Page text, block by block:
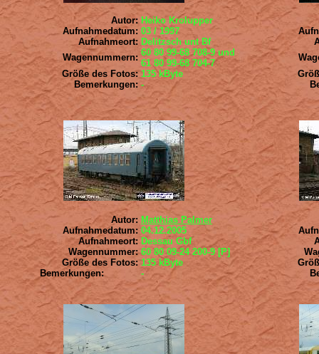
Autor: Heiko Krolupper
Aufnahmedatum: 03 / 1997
Aufnahmeort: Delitzsch unt Bf
Wagennummern: 60 80 99-68 708-9 und
61 80 99-68 704-7
Größe des Fotos:135 kByte
Bemerkungen: -
Autor: Matthias Palmer
Aufnahmedatum: 04.12.2005
Aufnahmeort: Dessau Gbf
Wagennummer:60 80 09-24 200-9 [P]
Größe des Fotos:135 kByte
Bemerkungen:
-